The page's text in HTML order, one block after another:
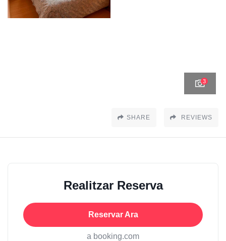
3
SHARE REVIEWS
Realitzar Reserva
Reservar Ara
a booking.com